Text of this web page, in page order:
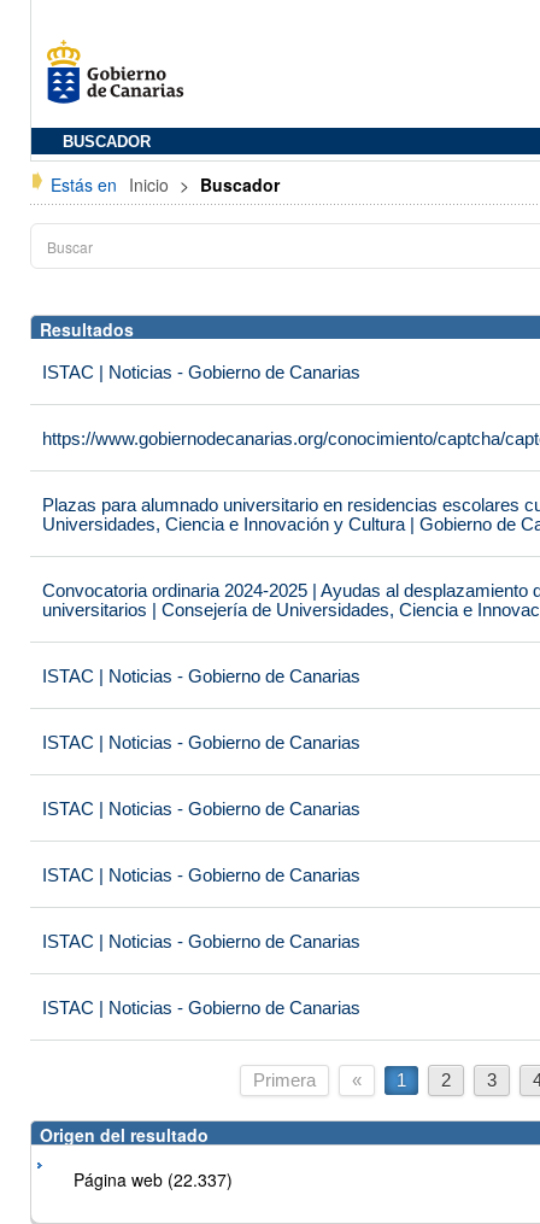
BUSCADOR
Estás en Inicio > Buscador
Resultados
ISTAC | Noticias - Gobierno de Canarias
https://www.gobiernodecanarias.org/conocimiento/captcha/
Plazas para alumnado universitario en residencias escolares
Universidades, Ciencia e Innovación y Cultura | Gobierno de
Convocatoria ordinaria 2024-2025 | Ayudas al desplazamiento
universitarios | Consejería de Universidades, Ciencia e
ISTAC | Noticias - Gobierno de Canarias
ISTAC | Noticias - Gobierno de Canarias
ISTAC | Noticias - Gobierno de Canarias
ISTAC | Noticias - Gobierno de Canarias
ISTAC | Noticias - Gobierno de Canarias
ISTAC | Noticias - Gobierno de Canarias
Primera « 1 2 3
Origen del resultado
Página web (22.337)